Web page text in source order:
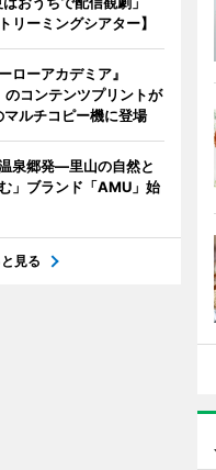
リーミングシアター】
ローアカデミア』
コンテンツプリントが
ルチコピー機に登場
泉郷発―里山の自然と
」ブランド「AMU」始
見る